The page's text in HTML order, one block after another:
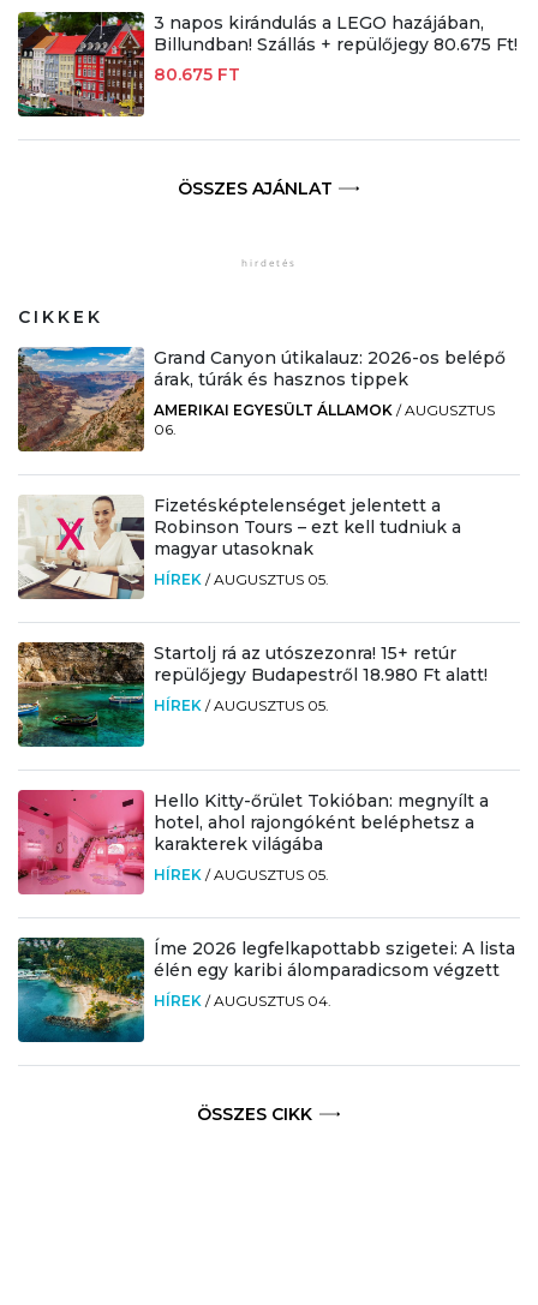
3 napos kirándulás a LEGO hazájában,
Billundban! Szállás + repülőjegy 80.675 Ft!
80.675 FT
ÖSSZES AJÁNLAT
CIKKEK
Grand Canyon útikalauz: 2026-os belépő
árak, túrák és hasznos tippek
AMERIKAI EGYESÜLT ÁLLAMOK /AUGUSZTUS
06.
Fizetésképtelenséget jelentett a
Robinson Tours – ezt kell tudniuk a
magyar utasoknak
HÍREK /AUGUSZTUS 05.
Startolj rá az utószezonra! 15+ retúr
repülőjegy Budapestről 18.980 Ft alatt!
HÍREK /AUGUSZTUS 05.
Hello Kitty-őrület Tokióban: megnyílt a
hotel, ahol rajongóként beléphetsz a
karakterek világába
HÍREK /AUGUSZTUS 05.
Íme 2026 legfelkapottabb szigetei: A lista
élén egy karibi álomparadicsom végzett
HÍREK /AUGUSZTUS 04.
ÖSSZES CIKK